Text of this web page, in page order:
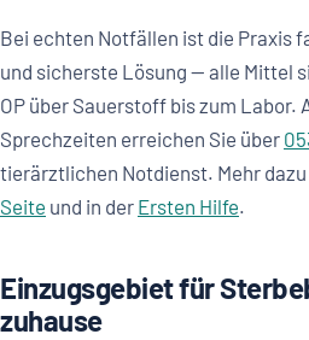
Bei echten Notfällen ist die Praxis
und sicherste Lösung — alle Mittel
OP über Sauerstoff bis zum Labor.
Sprechzeiten erreichen Sie über
tierärztlichen Notdienst. Mehr
Seite und in der Ersten Hilfe.
Einzugsgebiet für
zuhause